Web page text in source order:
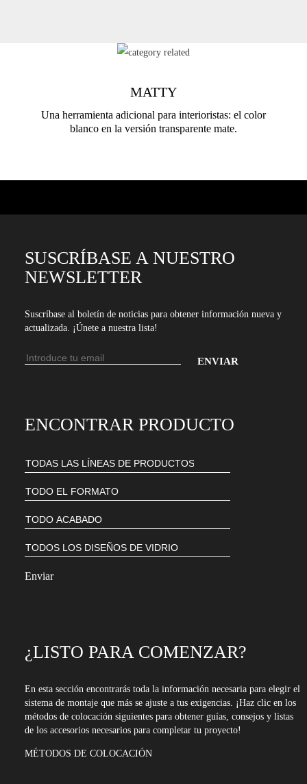
MATTY
Una herramienta adicional para interioristas: el color
blanco en la versión transparente mate.
SUSCRÍBASE A NUESTRO
NEWSLETTER
Suscríbase al boletín de noticias para obtener información nueva y
actualizada. ¡Únete a nuestra lista!
Dirección
de
para
suscribirte
nuestro
boletín
ENCONTRAR PRODUCTO
¿LISTO PARA COMENZAR?
En esta sección encontrarás toda la información necesaria para elegir el
sistema de montaje que más se ajuste a tus exigencias. ¡Haz clic en los
métodos de colocación siguientes para obtener guías, consejos y listas
de los accesorios necesarios para completar tu proyecto!
MÉTODOS DE COLOCACIÓN